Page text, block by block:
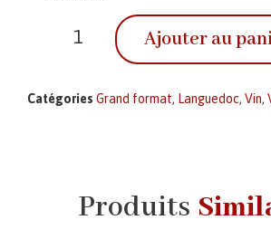
Ajouter au
Catégories Grand format, Languedoc, Vin,
Produits